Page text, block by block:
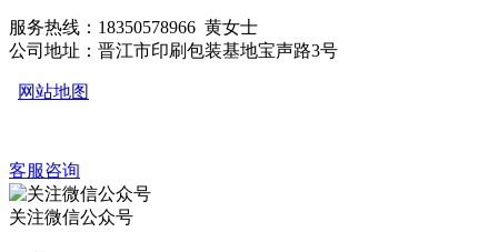
服务热线：18350578966 黄女士
公司地址：晋江市印刷包装基地宝声路3号
网站地图
客服咨询
关注微信公众号